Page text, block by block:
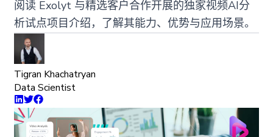
阅读 Exolyt 与精选客户合作开展的独家视频AI分
析试点项目介绍，了解其能力、优势与应用场景。
Tigran Khachatryan
Data Scientist